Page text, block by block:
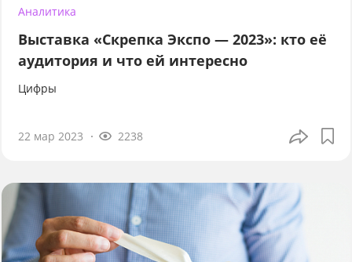
Аналитика
Выставка «Скрепка Экспо — 2023»: кто её
аудитория и что ей интересно
Цифры
22 мар 2023 2238